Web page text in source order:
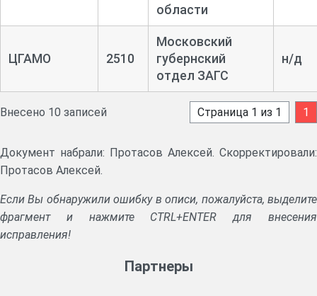
области
ЦГАМО 2510
Московский
губернский
отдел ЗАГС
н/д
Внесено 10 записей Страница 1 из 1 1
Документ набрали: Протасов Алексей. Скорректировали:
Протасов Алексей.
Если Вы обнаружили ошибку в описи, пожалуйста, выделите
фрагмент и нажмите CTRL+ENTER для внесения
исправления!
Партнеры